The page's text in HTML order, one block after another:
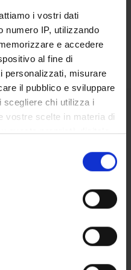
i vostri dati
numero IP, utilizzando
e accedere
al fine di
personalizzati, misurare
il pubblico e sviluppare
scegliere chi utilizza i
vostre scelte in materia di
questa proprietà digitale
consenso in qualsiasi
cookie o facendo clic
sulla tua posizione
di qualche
TRAINING